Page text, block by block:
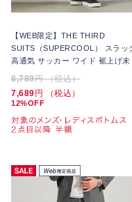
【WEB限定】THE THIRD
SUITS（SUPERCOOL） スラッ
高通気 サッカー ワイド 裾上げ未
8,789円 （税込）
7,689 円 （税込）
12%OFF